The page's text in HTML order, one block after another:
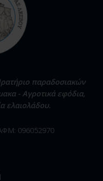
παραδοσιακών
- Αγροτικά εφόδια,
ελαιολάδου.
096052970